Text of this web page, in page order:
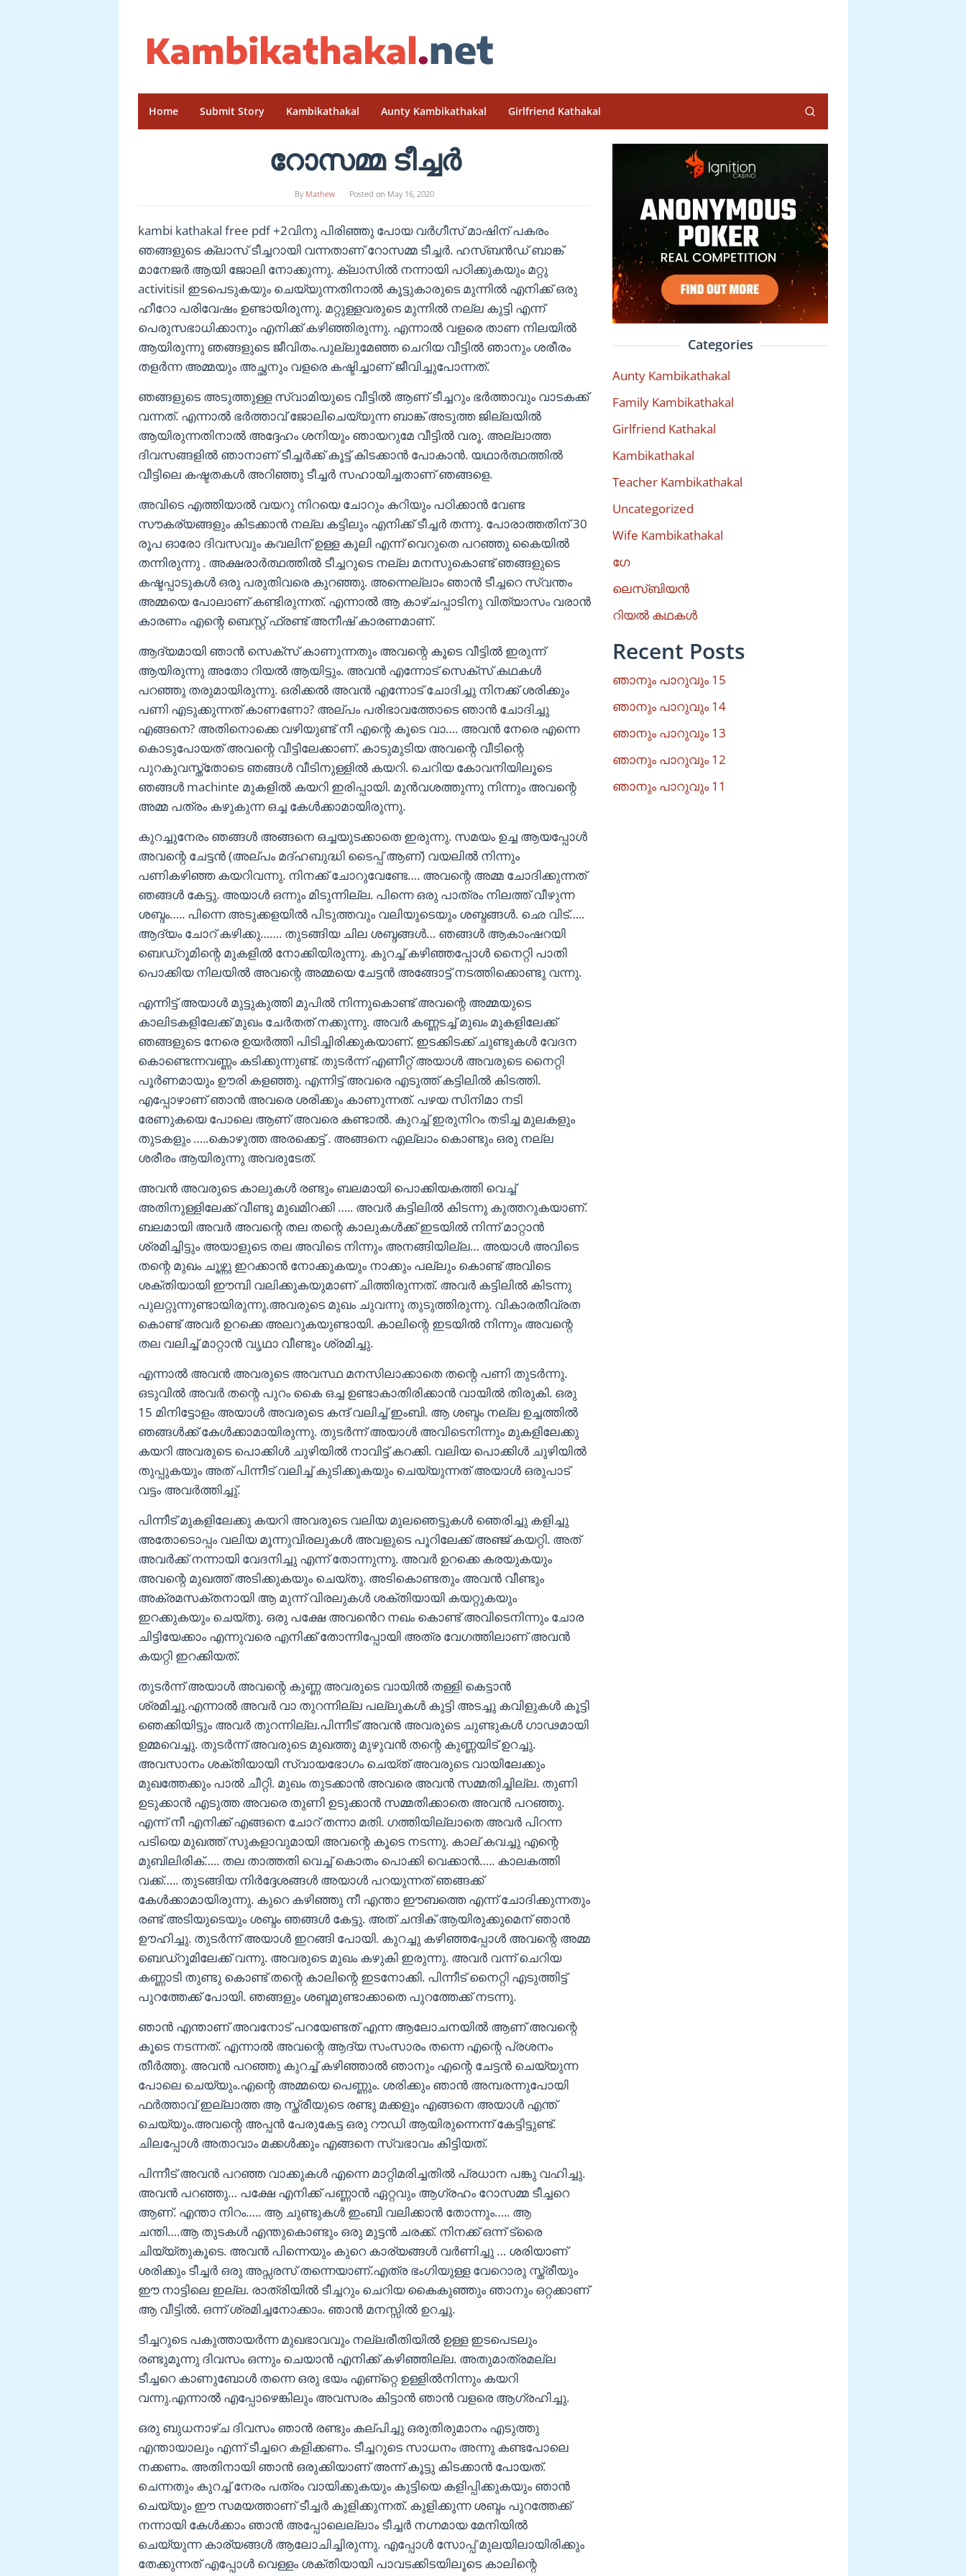
content
Home Submit Story Kambikathakal Aunty Kambikathakal Girlfriend Kathakal
റോസമ്മ ടീച്ചർ
By Mathew Posted on May 16, 2020
kambi kathakal free pdf +2വിനു പിരിഞ്ഞു പോയ വർഗീസ് മാഷിന് പകരം
ഞങ്ങളുടെ ക്ലാസ് ടീച്ചറായി വന്നതാണ് റോസമ്മ ടീച്ചർ. ഹസ്ബൻഡ് ബാങ്ക്
മാനേജർ ആയി ജോലി നോക്കുന്നു. ക്ലാസിൽ നന്നായി പഠിക്കുകയും മറ്റു
activitisil ഇടപെടുകയും ചെയ്യുന്നതിനാൽ കൂട്ടുകാരുടെ മുന്നിൽ എനിക്ക് ഒരു
ഹീറോ പരിവേഷം ഉണ്ടായിരുന്നു. മറ്റുള്ളവരുടെ മുന്നിൽ നല്ല കുട്ടി എന്ന്
പെരുസഭാധിക്കാനും എനിക്ക് കഴിഞ്ഞിരുന്നു. എന്നാൽ വളരെ താണ നിലയിൽ
ആയിരുന്നു ഞങ്ങളുടെ ജീവിതം.പുല്ലുമേഞ്ഞ ചെറിയ വീട്ടിൽ ഞാനും ശരീരം
തളർന്ന അമ്മയും അച്ഛനും വളരെ കഷ്ടിച്ചാണ് ജീവിച്ചുപോന്നത്.
ഞങ്ങളുടെ അടുത്തുള്ള സ്വാമിയുടെ വീട്ടിൽ ആണ് ടീച്ചറും ഭർത്താവും വാടകക്ക്
വന്നത്. എന്നാൽ ഭർത്താവ് ജോലിചെയ്യുന്ന ബാങ്ക് അടുത്ത ജില്ലയിൽ
ആയിരുന്നതിനാൽ അദ്ദേഹം ശനിയും ഞായറുമേ വീട്ടിൽ വരൂ. അല്ലാത്ത
ദിവസങ്ങളിൽ ഞാനാണ് ടീച്ചർക്ക് കൂട്ട് കിടക്കാൻ പോകാൻ. യഥാർത്ഥത്തിൽ
വീട്ടിലെ കഷ്ടതകൾ അറിഞ്ഞു ടീച്ചർ സഹായിച്ചതാണ് ഞങ്ങളെ.
അവിടെ എത്തിയാൽ വയറു നിറയെ ചോറും കറിയും പഠിക്കാൻ വേണ്ട
സൗകര്യങ്ങളും കിടക്കാൻ നല്ല കട്ടിലും എനിക്ക് ടീച്ചർ തന്നു. പോരാത്തതിന് 30
രൂപ ഓരോ ദിവസവും കവലിന് ഉള്ള കൂലി എന്ന് വെറുതെ പറഞ്ഞു കൈയിൽ
തന്നിരുന്നു . അക്ഷരാർത്ഥത്തിൽ ടീച്ചറുടെ നല്ല മനസുകൊണ്ട് ഞങ്ങളുടെ
കഷ്ടപ്പാടുകൾ ഒരു പരുതിവരെ കുറഞ്ഞു. അന്നെല്ലാം ഞാൻ ടീച്ചറെ സ്വന്തം
അമ്മയെ പോലാണ് കണ്ടിരുന്നത്. എന്നാൽ ആ കാഴ്ചപ്പാടിനു വിത്യാസം വരാൻ
കാരണം എന്റെ ബെസ്റ്റ് ഫ്രണ്ട് അനീഷ് കാരണമാണ്.
ആദ്യമായി ഞാൻ സെക്സ് കാണുന്നതും അവന്റെ കൂടെ വീട്ടിൽ ഇരുന്ന്
ആയിരുന്നു അതോ റിയൽ ആയിട്ടും. അവൻ എന്നോട് സെക്സ് കഥകൾ
പറഞ്ഞു തരുമായിരുന്നു. ഒരിക്കൽ അവൻ എന്നോട് ചോദിച്ചു നിനക്ക് ശരിക്കും
പണി എടുക്കുന്നത് കാണണോ? അല്പം പരിഭാവത്തോടെ ഞാൻ ചോദിച്ചു
എങ്ങനെ? അതിനൊക്കെ വഴിയുണ്ട് നീ എന്റെ കൂടെ വാ…. അവൻ നേരെ എന്നെ
കൊടുപോയത് അവന്റെ വീട്ടിലേക്കാണ്. കാടുമുടിയ അവന്റെ വീടിന്റെ
പുറകുവസ്ത്തോടെ ഞങ്ങൾ വീടിനുള്ളിൽ കയറി. ചെറിയ കോവനിയിലൂടെ
ഞങ്ങൾ machinte മുകളിൽ കയറി ഇരിപ്പായി. മുൻവശത്തുന്നു നിന്നും അവന്റെ
അമ്മ പത്രം കഴുകുന്ന ഒച്ച കേൾക്കാമായിരുന്നു.
കുറച്ചുനേരം ഞങ്ങൾ അങ്ങനെ ഒച്ചയുടക്കാതെ ഇരുന്നു. സമയം ഉച്ച ആയപ്പോൾ
അവന്റെ ചേട്ടൻ (അല്പം മദ്ഹബുദ്ധി ടൈപ്പ് ആണ്) വയലിൽ നിന്നും
പണികഴിഞ്ഞ കയറിവന്നു. നിനക്ക് ചോറുവേണ്ടേ…. അവന്റെ അമ്മ ചോദിക്കുന്നത്
ഞങ്ങൾ കേട്ടു. അയാൾ ഒന്നും മിടുന്നില്ല. പിന്നെ ഒരു പാത്രം നിലത്ത് വീഴുന്ന
ശബ്ദം….. പിന്നെ അടുക്കളയിൽ പിടുത്തവും വലിയുടെയും ശബ്ദങ്ങൾ. ഛെ വിട്…..
ആദ്യം ചോറ് കഴിക്കു……. തുടങ്ങിയ ചില ശബ്ദങ്ങൾ… ഞങ്ങൾ ആകാംഷറയി
ബെഡ്റൂമിന്റെ മുകളിൽ നോക്കിയിരുന്നു. കുറച്ച് കഴിഞ്ഞപ്പോൾ നൈറ്റി പാതി
പൊക്കിയ നിലയിൽ അവന്റെ അമ്മയെ ചേട്ടൻ അങ്ങോട്ട് നടത്തിക്കൊണ്ടു വന്നു.
എന്നിട്ട് അയാൾ മുട്ടുകുത്തി മുപിൽ നിന്നുകൊണ്ട് അവന്റെ അമ്മയുടെ
കാലിടകളിലേക്ക് മുഖം ചേർതത് നക്കുന്നു. അവർ കണ്ണടച്ച് മുഖം മുകളിലേക്ക്
ഞങ്ങളുടെ നേരെ ഉയർത്തി പിടിച്ചിരിക്കുകയാണ്. ഇടക്കിടക്ക് ചുണ്ടുകൾ വേദന
കൊണ്ടെന്നവണ്ണം കടിക്കുന്നുണ്ട്. തുടർന്ന് എണീറ്റ് അയാൾ അവരുടെ നൈറ്റി
പൂർണമായും ഊരി കളഞ്ഞു. എന്നിട്ട് അവരെ എടുത്ത് കട്ടിലിൽ കിടത്തി.
എപ്പോഴാണ് ഞാൻ അവരെ ശരിക്കും കാണുന്നത്. പഴയ സിനിമാ നടി
രേണുകയെ പോലെ ആണ് അവരെ കണ്ടാൽ. കുറച്ച് ഇരുനിറം തടിച്ച മുലകളും
തുടകളും …..കൊഴുത്ത അരക്കെട്ട് . അങ്ങനെ എല്ലാം കൊണ്ടും ഒരു നല്ല
ശരീരം ആയിരുന്നു അവരുടേത്.
അവൻ അവരുടെ കാലുകൾ രണ്ടും ബലമായി പൊക്കിയകത്തി വെച്ച്
അതിനുള്ളിലേക്ക് വീണ്ടു മുഖമിറക്കി ….. അവർ കട്ടിലിൽ കിടന്നു കുത്തറുകയാണ്.
ബലമായി അവർ അവന്റെ തല തന്റെ കാലുകൾക്ക് ഇടയിൽ നിന്ന് മാറ്റാൻ
ശ്രമിച്ചിട്ടും അയാളുടെ തല അവിടെ നിന്നും അനങ്ങിയില്ല… അയാൾ അവിടെ
തന്റെ മുഖം ചൂഴ്ന്നു ഇറക്കാൻ നോക്കുകയും നാക്കും പല്ലും കൊണ്ട് അവിടെ
ശക്തിയായി ഈമ്പി വലിക്കുകയുമാണ് ചിത്തിരുന്നത്. അവർ കട്ടിലിൽ കിടന്നു
പുലറ്റുന്നുണ്ടായിരുന്നു.അവരുടെ മുഖം ചുവന്നു തുടുത്തിരുന്നു. വികാരതീവ്രത
കൊണ്ട് അവർ ഉറക്കെ അലറുകയുണ്ടായി. കാലിന്റെ ഇടയിൽ നിന്നും അവന്റെ
തല വലിച്ച് മാറ്റാൻ വൃഥാ വീണ്ടും ശ്രമിച്ചു.
എന്നാൽ അവൻ അവരുടെ അവസ്ഥ മനസിലാക്കാതെ തന്റെ പണി തുടർന്നു.
ഒടുവിൽ അവർ തന്റെ പുറം കൈ ഒച്ച ഉണ്ടാകാതിരിക്കാൻ വായിൽ തിരുകി. ഒരു
15 മിനിട്ടോളം അയാൾ അവരുടെ കന്ദ് വലിച്ച് ഇംബി. ആ ശബ്ദം നല്ല ഉച്ചത്തിൽ
ഞങ്ങൾക്ക് കേൾക്കാമായിരുന്നു. തുടർന്ന് അയാൾ അവിടെനിന്നും മുകളിലേക്കു
കയറി അവരുടെ പൊക്കിൾ ചുഴിയിൽ നാവിട്ട് കറക്കി. വലിയ പൊക്കിൾ ചുഴിയിൽ
തുപ്പുകയും അത് പിന്നീട് വലിച്ച് കുടിക്കുകയും ചെയ്യുന്നത് അയാൾ ഒരുപാട്
വട്ടം അവർത്തിച്ചു്.
പിന്നീട് മുകളിലേക്കു കയറി അവരുടെ വലിയ മുലഞെട്ടുകൾ ഞെരിച്ചു കളിച്ചു
അതോടൊപ്പം വലിയ മൂന്നുവിരലുകൾ അവളുടെ പൂറിലേക്ക് അഞ്ജ് കയറ്റി. അത്
അവർക്ക് നന്നായി വേദനിച്ചു എന്ന് തോന്നുന്നു. അവർ ഉറക്കെ കരയുകയും
അവന്റെ മുഖത്ത് അടിക്കുകയും ചെയ്തു. അടികൊണ്ടതും അവൻ വീണ്ടും
അക്രമസക്തനായി ആ മുന്ന് വിരലുകൾ ശക്തിയായി കയറ്റുകയും
ഇറക്കുകയും ചെയ്തു. ഒരു പക്ഷേ അവൻെറ നഖം കൊണ്ട് അവിടെനിന്നും ചോര
ചിട്ടിയേക്കാം എന്നുവരെ എനിക്ക് തോന്നിപ്പോയി അത്ര വേഗത്തിലാണ് അവൻ
കയറ്റി ഇറക്കിയത്.
തുടർന്ന് അയാൾ അവന്റെ കുണ്ണ അവരുടെ വായിൽ തള്ളി കെട്ടാൻ
ശ്രമിച്ചു.എന്നാൽ അവർ വാ തുറന്നില്ല പല്ലുകൾ കുട്ടി അടച്ചു കവിളുകൾ കൂട്ടി
ഞെക്കിയിട്ടും അവർ തുറന്നില്ല.പിന്നീട് അവൻ അവരുടെ ചുണ്ടുകൾ ഗാഢമായി
ഉമ്മവെച്ചു. തുടർന്ന് അവരുടെ മുഖത്തു മുഴുവൻ തന്റെ കുണ്ണയിട് ഉറച്ചു.
അവസാനം ശക്തിയായി സ്വായഭോഗം ചെയ്ത് അവരുടെ വായിലേക്കും
മുഖത്തേക്കും പാൽ ചീറ്റി. മുഖം തുടക്കാൻ അവരെ അവൻ സമ്മതിച്ചില്ല. തുണി
ഉടുക്കാൻ എടുത്ത അവരെ തുണി ഉടുക്കാൻ സമ്മതിക്കാതെ അവൻ പറഞ്ഞു.
എന്ന് നീ എനിക്ക് എങ്ങനെ ചോറ് തന്നാ മതി. ഗത്തിയില്ലാതെ അവർ പിറന്ന
പടിയെ മുഖത്ത് സുകളാവുമായി അവന്റെ കൂടെ നടന്നു. കാല് കവച്ചു എന്റെ
മുബിലിരിക്….. തല താത്തതി വെച്ച് കൊതം പൊക്കി വെക്കാൻ….. കാലകത്തി
വക്ക്….. തുടങ്ങിയ നിർദ്ദേശങ്ങൾ അയാൾ പറയുന്നത് ഞങ്ങക്ക്
കേൾക്കാമായിരുന്നു. കുറെ കഴിഞ്ഞു നീ എന്താ ഈബത്തെ എന്ന് ചോദിക്കുന്നതും
രണ്ട് അടിയുടെയും ശബ്ദം ഞങ്ങൾ കേട്ടു. അത് ചന്ദിക് ആയിരുക്കുമെന് ഞാൻ
ഊഹിച്ചു. തുടർന്ന് അയാൾ ഇറങ്ങി പോയി. കുറച്ചു കഴിഞ്ഞപ്പോൾ അവന്റെ അമ്മ
ബെഡ്റൂമിലേക്ക് വന്നു. അവരുടെ മുഖം കഴുകി ഇരുന്നു. അവർ വന്ന് ചെറിയ
കണ്ണാടി തുണ്ടു കൊണ്ട് തന്റെ കാലിന്റെ ഇടനോക്കി. പിന്നീട് നൈറ്റി എടുത്തിട്ട്
പുറത്തേക്ക് പോയി. ഞങ്ങളും ശബ്ദമുണ്ടാക്കാതെ പുറത്തേക്ക് നടന്നു.
ഞാൻ എന്താണ് അവനോട് പറയേണ്ടത് എന്ന ആലോചനയിൽ ആണ് അവന്റെ
കൂടെ നടന്നത്. എന്നാൽ അവന്റെ ആദ്യ സംസാരം തന്നെ എന്റെ പ്രശനം
തീർത്തു. അവൻ പറഞ്ഞു കുറച്ച് കഴിഞ്ഞാൽ ഞാനും എന്റെ ചേട്ടൻ ചെയ്യുന്ന
പോലെ ചെയ്‌യും.എന്റെ അമ്മയെ പെണ്ണും. ശരിക്കും ഞാൻ അമ്പരന്നുപോയി
ഫർത്താവ് ഇല്ലാത്ത ആ സ്ത്രീയുടെ രണ്ടു മക്കളും എങ്ങനെ അയാൾ എന്ത്
ചെയ്യും.അവന്റെ അപ്പൻ പേരുകേട്ട ഒരു റൗഡി ആയിരുന്നെന്ന് കേട്ടിട്ടുണ്ട്.
ചിലപ്പോൾ അതാവാം മക്കൾക്കും എങ്ങനെ സ്വഭാവം കിട്ടിയത്.
പിന്നീട് അവൻ പറഞ്ഞ വാക്കുകൾ എന്നെ മാറ്റിമരിച്ചതിൽ പ്രധാന പങ്കു വഹിച്ചു.
അവൻ പറഞ്ഞു… പക്ഷേ എനിക്ക് പണ്ണാൻ ഏറ്റവും ആഗ്രഹം റോസമ്മ ടീച്ചറെ
ആണ്. എന്താ നിറം….. ആ ചുണ്ടുകൾ ഇംബി വലിക്കാൻ തോന്നും….. ആ
ചന്തി….ആ തുടകൾ എന്തുകൊണ്ടും ഒരു മുട്ടൻ ചരക്ക്. നിനക്ക് ഒന്ന് ട്രൈ
ചിയ്യ്തുകൂടെ. അവൻ പിന്നെയും കുറെ കാര്യങ്ങൾ വർണിച്ചു … ശരിയാണ്
ശരിക്കും ടീച്ചർ ഒരു അപ്സരസ് തന്നെയാണ്.എത്ര ഭംഗിയുള്ള വേറൊരു സ്ത്രീയും
ഈ നാട്ടിലെ ഇല്ല. രാത്രിയിൽ ടീച്ചറും ചെറിയ കൈകുഞ്ഞും ഞാനും ഒറ്റക്കാണ്
ആ വീട്ടിൽ. ഒന്ന് ശ്രമിച്ചനോക്കാം. ഞാൻ മനസ്സിൽ ഉറച്ചു.
ടീച്ചറുടെ പകുത്തായർന്ന മുഖഭാവവും നല്ലരീതിയിൽ ഉള്ള ഇടപെടലും
രണ്ടുമൂന്നു ദിവസം ഒന്നും ചെയാൻ എനിക്ക് കഴിഞ്ഞില്ല. അതുമാത്രമല്ല
ടീച്ചറെ കാണുബോൾ തന്നെ ഒരു ഭയം എണ്റ്റെ ഉള്ളിൽനിന്നും കയറി
വന്നു.എന്നാൽ എപ്പോഴെങ്കിലും അവസരം കിട്ടാൻ ഞാൻ വളരെ ആഗ്രഹിച്ചു.
ഒരു ബുധനാഴ്ച ദിവസം ഞാൻ രണ്ടും കല്പിച്ചു ഒരുതിരുമാനം എടുത്തു
എന്തായാലും എന്ന് ടീച്ചറെ കളിക്കണം. ടീച്ചറുടെ സാധനം അന്നു കണ്ടപോലെ
നക്കണം. അതിനായി ഞാൻ ഒരുക്കിയാണ് അന്ന് കൂട്ടു കിടക്കാൻ പോയത്.
ചെന്നതും കുറച്ച് നേരം പത്രം വായിക്കുകയും കുട്ടിയെ കളിപ്പിക്കുകയും ഞാൻ
ചെയ്യും ഈ സമയത്താണ് ടീച്ചർ കുളിക്കുന്നത്. കുളിക്കുന്ന ശബ്ദം പുറത്തേക്ക്
നന്നായി കേൾക്കാം ഞാൻ അപ്പോലെല്ലാം ടീച്ചർ നഗ്നമായ മേനിയിൽ
ചെയ്യുന്ന കാര്യങ്ങൾ ആലോചിച്ചിരുന്നു. എപ്പോൾ സോപ്പ് മുലയിലായിരിക്കും
തേക്കുന്നത് എപ്പോൾ വെള്ളം ശക്തിയായി പാവടക്കിടയിലൂടെ കാലിന്റെ
Categories
Aunty Kambikathakal
Family Kambikathakal
Girlfriend Kathakal
Kambikathakal
Teacher Kambikathakal
Uncategorized
Wife Kambikathakal
ഗേ
ലെസ്ബിയൻ
റിയൽ കഥകൾ
Recent Posts
ഞാനും പാറുവും 15
ഞാനും പാറുവും 14
ഞാനും പാറുവും 13
ഞാനും പാറുവും 12
ഞാനും പാറുവും 11